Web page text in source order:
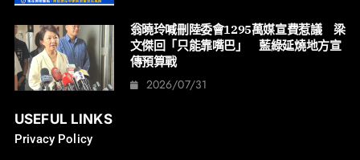
翁曉玲喊刪陸委會1295萬媒宣費惹議 梁
文傑回「只能靠嘴巴」 藍綠延燒地方宣
傳預算戰
2026/07/31
USEFUL LINKS
Privacy Policy